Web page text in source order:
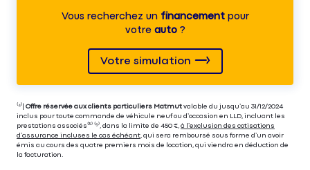
Vous recherchez unfinancementpour
votre auto?
Votre simulation
⁽⁴⁾| Offre réservée aux clients particuliers Matmut valable du jusqu’au 31/12/2024
inclus pour toute commande de véhicule neuf ou d’occasion en LLD, incluant les
prestations associés⁽³⁾ ⁽⁵⁾, dans la limite de 450 €, à l’exclusion des cotisations
d’assurance incluses le cas échéant , qui sera remboursé sous forme d’un avoir
émis au cours des quatre premiers mois de location, qui viendra en déduction de
la facturation.